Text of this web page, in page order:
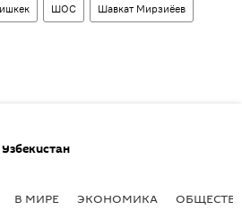
ШОС Шавкат Мирзиёев
Узбекистан
В МИРЕ ЭКОНОМИКА